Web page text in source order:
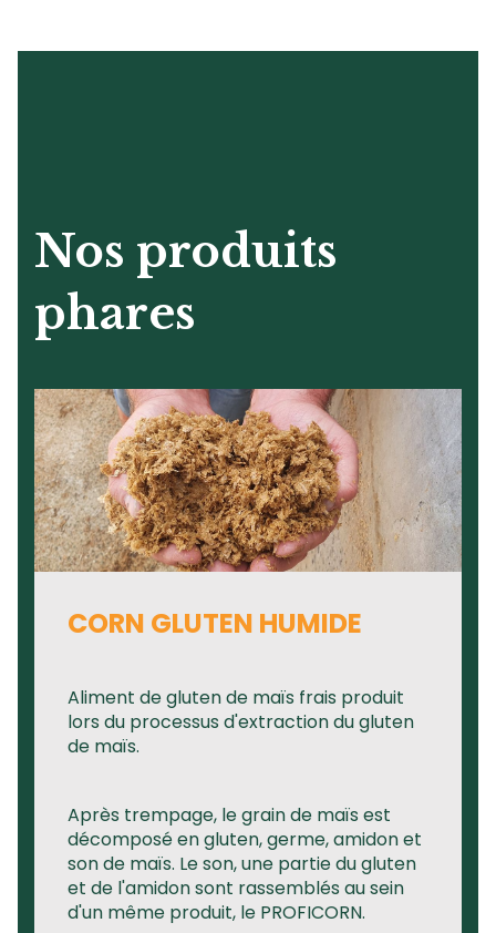
Nos produits
phares
CORN GLUTEN HUMIDE
Aliment de gluten de maïs frais produit
lors du processus d'extraction du gluten
de maïs.
Après trempage, le grain de maïs est
décomposé en gluten, germe, amidon et
son de maïs. Le son, une partie du gluten
et de l'amidon sont rassemblés au sein
d'un même produit, le PROFICORN.